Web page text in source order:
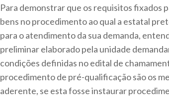
Para demonstrar que os requisitos fixados
bens no procedimento ao qual a estatal
para o atendimento da sua demanda,
preliminar elaborado pela unidade
condições definidas no edital de
procedimento de pré-qualificação são os
aderente, se esta fosse instaurar